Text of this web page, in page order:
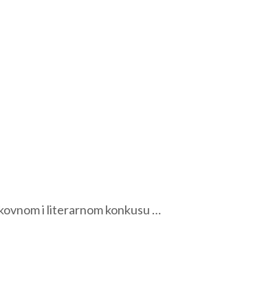
i literarnom konkusu …